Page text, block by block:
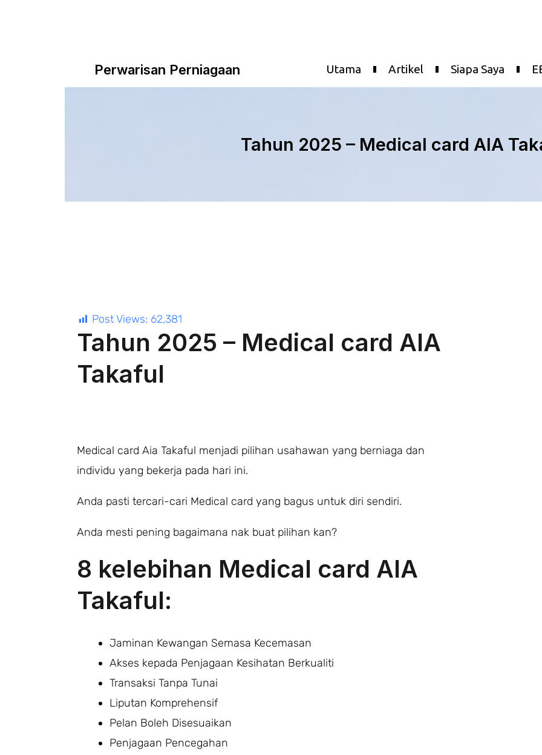
Perwarisan Perniagaan Utama Artikel Siapa Saya
Tahun 2025 – Medical card AIA
Post Views: 62,381
Tahun 2025 – Medical card AIA
Takaful
Medical card Aia Takaful menjadi pilihan usahawan yang berniaga dan
individu yang bekerja pada hari ini.
Anda pasti tercari-cari Medical card yang bagus untuk diri sendiri.
Anda mesti pening bagaimana nak buat pilihan kan?
8 kelebihan Medical card AIA
Takaful:
Jaminan Kewangan Semasa Kecemasan
Akses kepada Penjagaan Kesihatan Berkualiti
Transaksi Tanpa Tunai
Liputan Komprehensif
Pelan Boleh Disesuaikan
Penjagaan Pencegahan